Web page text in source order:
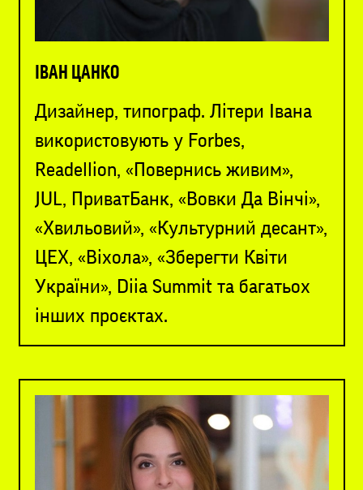
ІВАН ЦАНКО
Дизайнер, типограф. Літери Івана
використовують у Forbes,
Readellion, «Повернись живим»,
JUL, ПриватБанк, «Вовки Да Вінчі»,
«Хвильовий», «Культурний десант»,
ЦЕХ, «Віхола», «Зберегти Квіти
України», Diia Summit та багатьох
інших проєктах.